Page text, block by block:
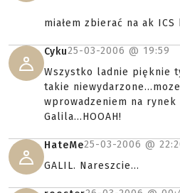
miałem zbierać na ak ICS
Cyku25-03-2006 @ 19:59
Wszystko ladnie pięknie
takie
wprowadzeniem na rynek
Galila...HOOAH!
HateMe25-03-2006 @
GALIL. Nareszcie...